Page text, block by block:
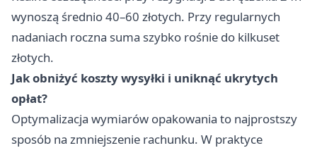
wynoszą średnio 40–60 złotych. Przy regularnych
nadaniach roczna suma szybko rośnie do kilkuset
złotych.
Jak obniżyć koszty wysyłki i uniknąć ukrytych
opłat?
Optymalizacja wymiarów opakowania to najprostszy
sposób na zmniejszenie rachunku. W praktyce